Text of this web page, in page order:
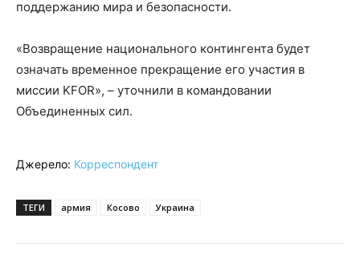
поддержанию мира и безопасности.
«Возвращение национального контингента будет
означать временное прекращение его участия в
миссии KFOR», – уточнили в командовании
Объединенных сил.
Джерело: Корреспондент
ТЕГИ армия Косово Украина